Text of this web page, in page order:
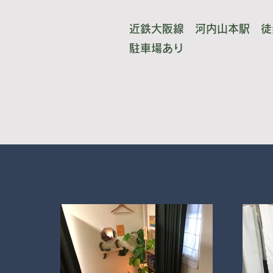
近鉄大阪線 河内山本駅 徒
​駐車場あり